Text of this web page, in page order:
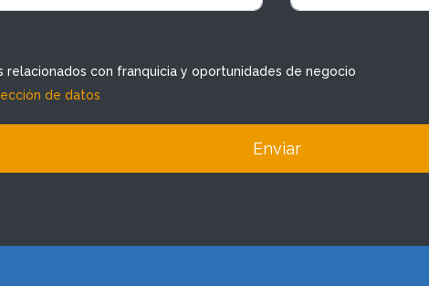
con franquicia y oportunidades de negocio
de datos
Enviar